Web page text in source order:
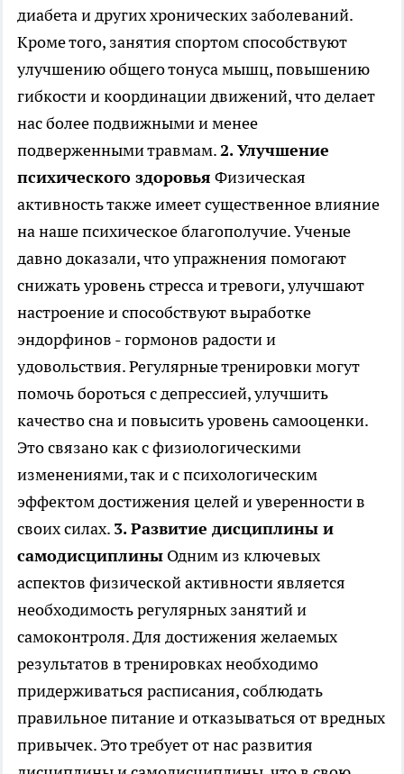
диабета и других хронических заболеваний.
Кроме того, занятия спортом способствуют
улучшению общего тонуса мышц, повышению
гибкости и координации движений, что делает
нас более подвижными и менее
подверженными травмам.2. Улучшение
психического здоровья Физическая
активность также имеет существенное влияние
на наше психическое благополучие. Ученые
давно доказали, что упражнения помогают
снижать уровень стресса и тревоги, улучшают
настроение и способствуют выработке
эндорфинов - гормонов радости и
удовольствия. Регулярные тренировки могут
помочь бороться с депрессией, улучшить
качество сна и повысить уровень самооценки.
Это связано как с физиологическими
изменениями, так и с психологическим
эффектом достижения целей и уверенности в
своих силах. 3. Развитие дисциплины и
самодисциплины Одним из ключевых
аспектов физической активности является
необходимость регулярных занятий и
самоконтроля. Для достижения желаемых
результатов в тренировках необходимо
придерживаться расписания, соблюдать
правильное питание и отказываться от вредных
привычек. Это требует от нас развития